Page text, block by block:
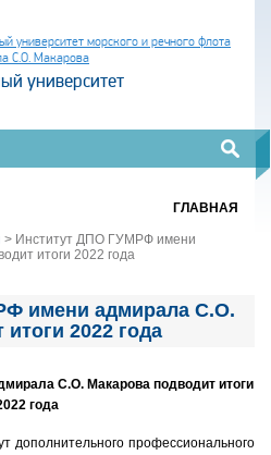
университет морского и речного флота
С.О. Макарова
университет
ГЛАВНАЯ
> Институт ДПО ГУМРФ имени
итоги 2022 года
имени адмирала С.О.
2022 года
С.О. Макарова подводит итоги
года
дополнительного профессионального